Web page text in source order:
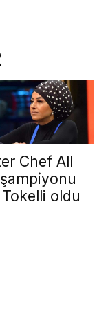
Chef All
Tokelli oldu